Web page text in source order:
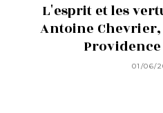
L'esprit et les
Antoine
01/06/